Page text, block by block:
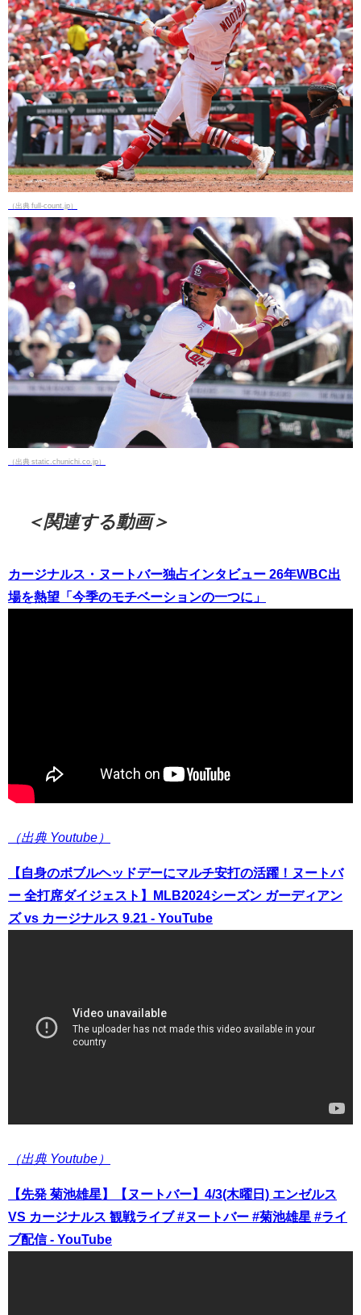
（出典 full-count.jp）
（出典 static.chunichi.co.jp）
＜関連する動画＞
カージナルス・ヌートバー独占インタビュー 26年WBC出
場を熱望「今季のモチベーションの一つに」
（出典 Youtube）
【自身のボブルヘッドデーにマルチ安打の活躍！ヌートバ
ー 全打席ダイジェスト】MLB2024シーズン ガーディアン
ズ vs カージナルス 9.21 - YouTube
（出典 Youtube）
【先発 菊池雄星】【ヌートバー】4/3(木曜日) エンゼルス
VS カージナルス 観戦ライブ #ヌートバー #菊池雄星 #ライ
ブ配信 - YouTube